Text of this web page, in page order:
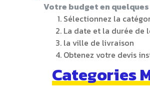
Votre budget en
Sélectionnez la
La date et la durée de
la ville de livraison
Obtenez votre devis
Categories